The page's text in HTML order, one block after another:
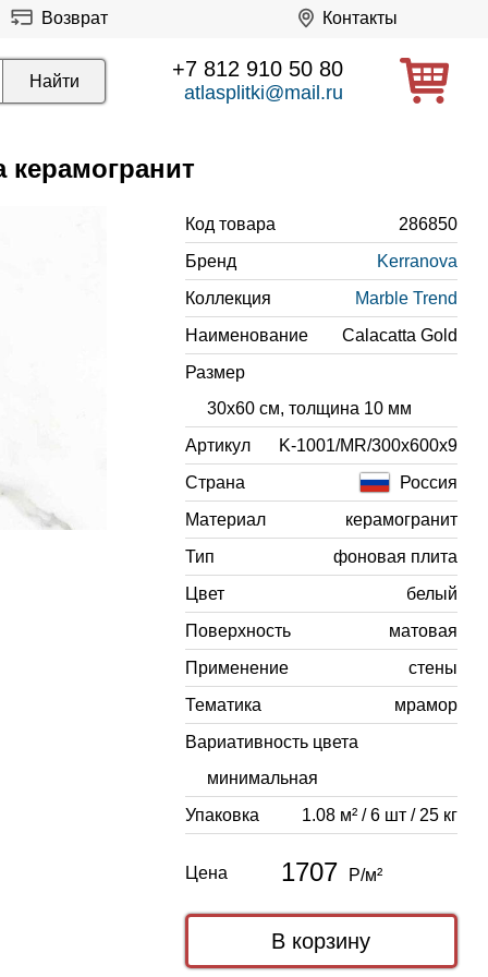
Возврат Контакты
+7 812 910 50 80
atlasplitki@mail.ru
керамогранит
Код товара
286850
Бренд
Kerranova
Коллекция
Marble Trend
Наименование
Calacatta Gold
Размер
30x60 см, толщина 10 мм
Артикул
K-1001/MR/300x600x9
Страна
Россия
Материал
керамогранит
Тип
фоновая плита
Цвет
белый
Поверхность
матовая
Применение
стены
Тематика
мрамор
Вариативность цвета
минимальная
Упаковка
1.08 м² / 6 шт / 25 кг
Цена 1707 Р/м²